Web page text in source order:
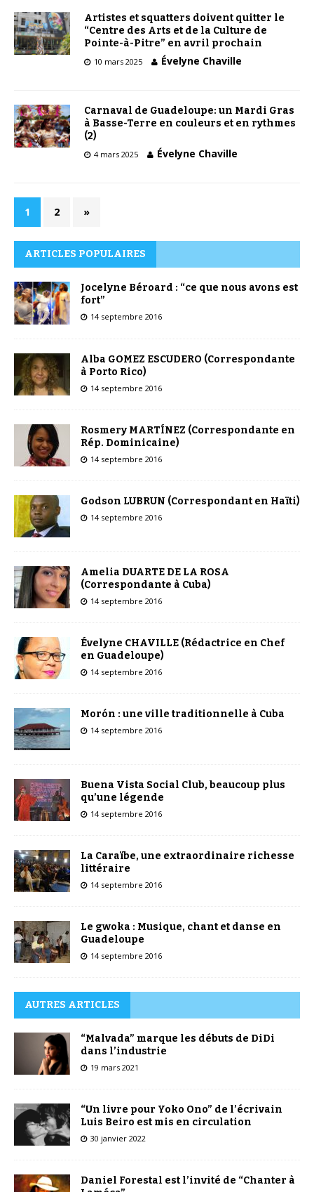
Artistes et squatters doivent quitter le
“Centre des Arts et de la Culture de
Pointe-à-Pitre” en avril prochain
10 mars 2025 Évelyne Chaville
Carnaval de Guadeloupe: un Mardi Gras
à Basse-Terre en couleurs et en rythmes
(2)
4 mars 2025 Évelyne Chaville
1 2 »
ARTICLES POPULAIRES
Jocelyne Béroard : “ce que nous avons est
fort”
14 septembre 2016
Alba GOMEZ ESCUDERO (Correspondante
à Porto Rico)
14 septembre 2016
Rosmery MARTÍNEZ (Correspondante en
Rép. Dominicaine)
14 septembre 2016
Godson LUBRUN (Correspondant en Haïti)
14 septembre 2016
Amelia DUARTE DE LA ROSA
(Correspondante à Cuba)
14 septembre 2016
Évelyne CHAVILLE (Rédactrice en Chef
en Guadeloupe)
14 septembre 2016
Morón : une ville traditionnelle à Cuba
14 septembre 2016
Buena Vista Social Club, beaucoup plus
qu’une légende
14 septembre 2016
La Caraïbe, une extraordinaire richesse
littéraire
14 septembre 2016
Le gwoka : Musique, chant et danse en
Guadeloupe
14 septembre 2016
AUTRES ARTICLES
“Malvada” marque les débuts de DiDi
dans l’industrie
19 mars 2021
“Un livre pour Yoko Ono” de l’écrivain
Luis Beiro est mis en circulation
30 janvier 2022
Daniel Forestal est l’invité de “Chanter à